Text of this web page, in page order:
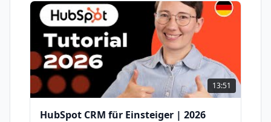
13:51
HubSpot CRM für Einsteiger | 2026